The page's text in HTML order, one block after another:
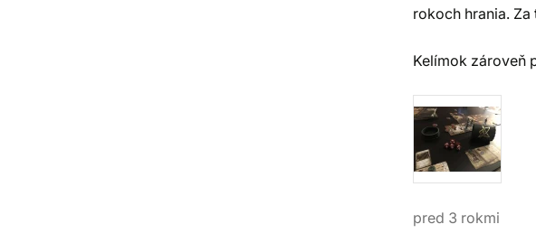
rokoch hrania.
Kelímok zároveň
pred 3 rokmi